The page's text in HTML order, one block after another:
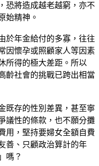
恐將造成越老越窮，亦不
始精神。
於年金給付的多寡，往往
因懷孕或照顧家人等因素
所得的極大差距。所以
齡社會的挑戰已跨出相當
既存的性別差異，甚至寧
議性的條款，也不願分攤
用，堅持要婦女全額自費
善、只顧政治算計的年
嗎？